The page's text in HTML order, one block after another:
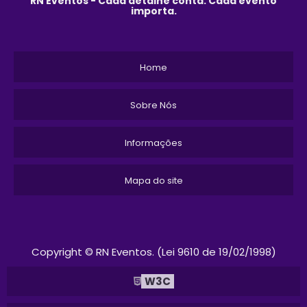
importa.
Home
Sobre Nós
Informações
Mapa do site
Copyright © RN Eventos. (Lei 9610 de 19/02/1998)
W3C